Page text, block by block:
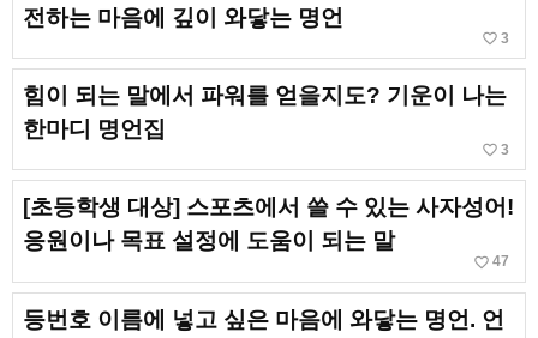
전하는 마음에 깊이 와닿는 명언
favorite_border 3
힘이 되는 말에서 파워를 얻을지도? 기운이 나는
한마디 명언집
favorite_border 3
[초등학생 대상] 스포츠에서 쓸 수 있는 사자성어!
응원이나 목표 설정에 도움이 되는 말
favorite_border 47
등번호 이름에 넣고 싶은 마음에 와닿는 명언. 언